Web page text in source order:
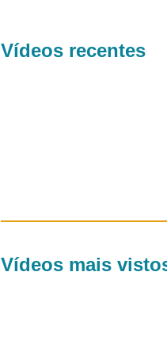
Vídeos recentes
Vídeos mais